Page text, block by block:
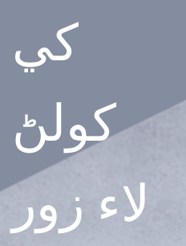
کي
کولڻ
لاء زور